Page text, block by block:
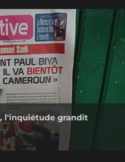
l'inquiétude grandit